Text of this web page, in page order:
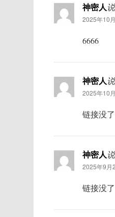
神密人
2025年10
6666
神密人
2025年10
链接没了
神密人
2025年9月
链接没了